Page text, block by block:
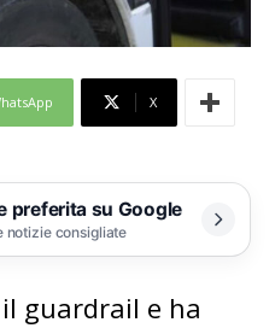
X
preferita su Google
notizie consigliate
guardrail e ha